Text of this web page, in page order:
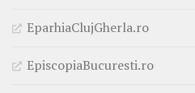
EparhiaClujGherla.ro
EpiscopiaBucuresti.ro